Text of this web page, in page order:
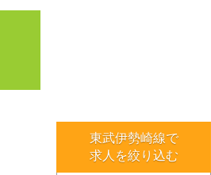
東武伊勢崎線で
求人を絞り込む